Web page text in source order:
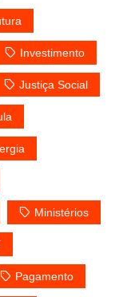
Investimento
Justiça Social
Ministérios
Pagamento